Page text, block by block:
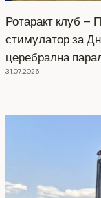
Ротаракт клуб –
стимулатор за
церебрална
31.07.2026